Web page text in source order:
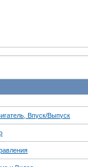
Впуск/Выпуск